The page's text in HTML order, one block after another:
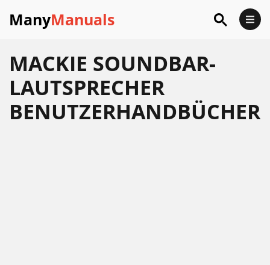
ManyManuals
MACKIE SOUNDBAR-
LAUTSPRECHER
BENUTZERHANDBÜCHER